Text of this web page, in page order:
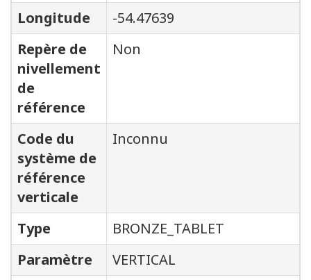
Longitude
-54.47639
Repère de
nivellement
de
référence
Non
Code du
système de
référence
verticale
Inconnu
Type
BRONZE_TABLET
Paramètre
VERTICAL